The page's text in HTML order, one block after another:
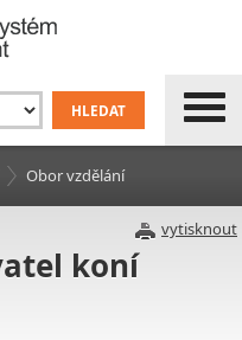
Obor vzdělání
vytisknout
koní